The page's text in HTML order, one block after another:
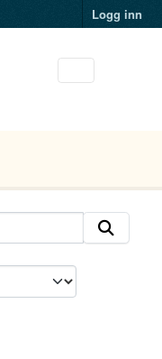
Logg inn